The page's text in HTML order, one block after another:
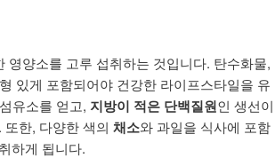
양소를 고루 섭취하는 것입니다. 탄수화물,
있게 포함되어야 건강한 라이프스타일을 유
유소를 얻고, 지방이 적은 단백질원인 생선이
한, 다양한 색의 채소와 과일을 식사에 포함
하게 됩니다.